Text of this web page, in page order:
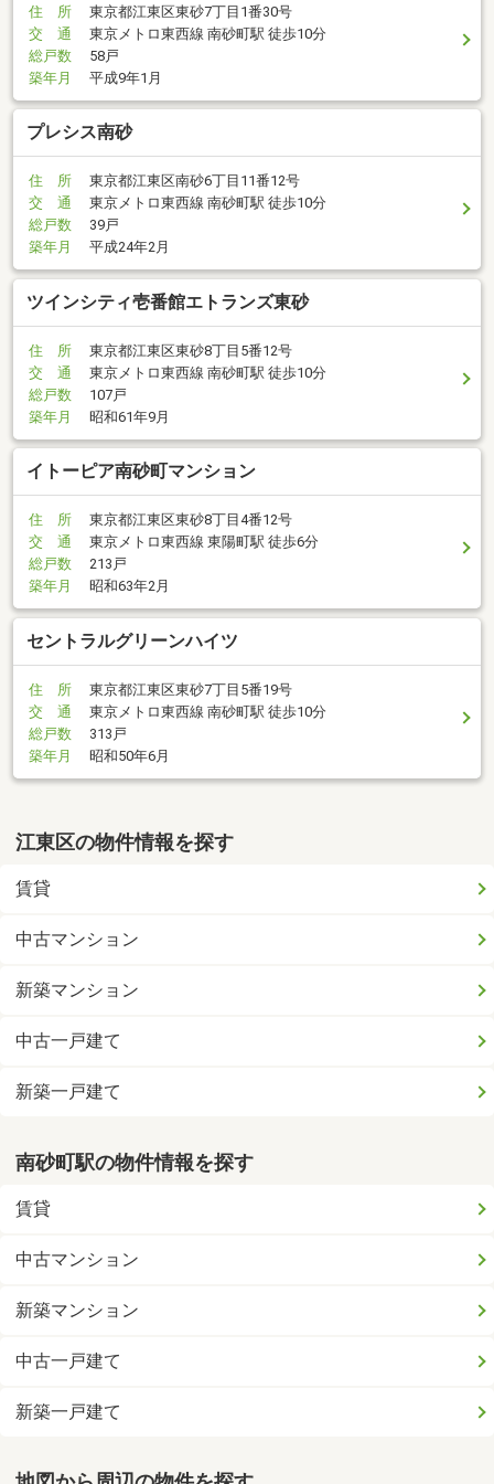
住 所
東京都江東区東砂7丁目1番30号
交 通
東京メトロ東西線 南砂町駅 徒歩10分
総戸数
58戸
築年月
平成9年1月
プレシス南砂
住 所
東京都江東区南砂6丁目11番12号
交 通
東京メトロ東西線 南砂町駅 徒歩10分
総戸数
39戸
築年月
平成24年2月
ツインシティ壱番館エトランズ東砂
住 所
東京都江東区東砂8丁目5番12号
交 通
東京メトロ東西線 南砂町駅 徒歩10分
総戸数
107戸
築年月
昭和61年9月
イトーピア南砂町マンション
住 所
東京都江東区東砂8丁目4番12号
交 通
東京メトロ東西線 東陽町駅 徒歩6分
総戸数
213戸
築年月
昭和63年2月
セントラルグリーンハイツ
住 所
東京都江東区東砂7丁目5番19号
交 通
東京メトロ東西線 南砂町駅 徒歩10分
総戸数
313戸
築年月
昭和50年6月
江東区の物件情報を探す
賃貸
中古マンション
新築マンション
中古一戸建て
新築一戸建て
南砂町駅の物件情報を探す
賃貸
中古マンション
新築マンション
中古一戸建て
新築一戸建て